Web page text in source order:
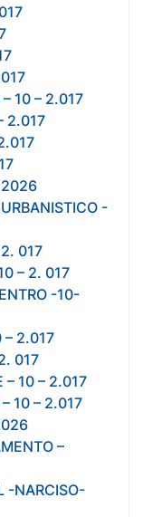
10 – 2.017
2.017
2026
-
017
– 2. 017
-10-
– 2.017
017
– 10 – 2.017
10 – 2.017
–
-NARCISO-